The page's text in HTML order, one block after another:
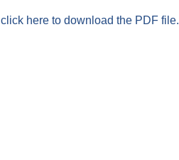
click here to download the PDF file.